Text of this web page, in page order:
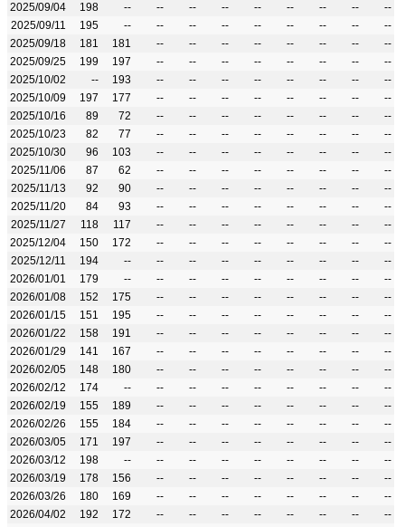
2025/09/04
198 -- -- -- -- -- -- -- --
--
2025/09/11
195 -- -- -- -- -- -- -- --
--
2025/09/18
181 181 -- -- -- -- -- -- --
--
2025/09/25
199 197 -- -- -- -- -- -- --
--
2025/10/02
-- 193 -- -- -- -- -- -- --
--
2025/10/09
197 177 -- -- -- -- -- -- --
--
2025/10/16
89 72 -- -- -- -- -- -- --
--
2025/10/23
82 77 -- -- -- -- -- -- --
--
2025/10/30
96 103 -- -- -- -- -- -- --
--
2025/11/06
87 62 -- -- -- -- -- -- --
--
2025/11/13
92 90 -- -- -- -- -- -- --
--
2025/11/20
84 93 -- -- -- -- -- -- --
--
2025/11/27
118 117 -- -- -- -- -- -- --
--
2025/12/04
150 172 -- -- -- -- -- -- --
--
2025/12/11
194 -- -- -- -- -- -- -- --
--
2026/01/01
179 -- -- -- -- -- -- -- --
--
2026/01/08
152 175 -- -- -- -- -- -- --
--
2026/01/15
151 195 -- -- -- -- -- -- --
--
2026/01/22
158 191 -- -- -- -- -- -- --
--
2026/01/29
141 167 -- -- -- -- -- -- --
--
2026/02/05
148 180 -- -- -- -- -- -- --
--
2026/02/12
174 -- -- -- -- -- -- -- --
--
2026/02/19
155 189 -- -- -- -- -- -- --
--
2026/02/26
155 184 -- -- -- -- -- -- --
--
2026/03/05
171 197 -- -- -- -- -- -- --
--
2026/03/12
198 -- -- -- -- -- -- -- --
--
2026/03/19
178 156 -- -- -- -- -- -- --
--
2026/03/26
180 169 -- -- -- -- -- -- --
--
2026/04/02
192 172 -- -- -- -- -- -- --
--